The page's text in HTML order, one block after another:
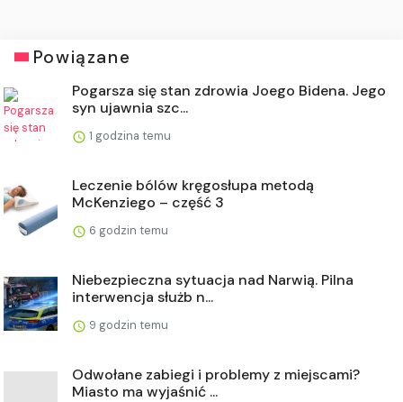
Powiązane
Pogarsza się stan zdrowia Joego Bidena. Jego
syn ujawnia szc...
1 godzina temu
Leczenie bólów kręgosłupa metodą
McKenziego – część 3
6 godzin temu
Niebezpieczna sytuacja nad Narwią. Pilna
interwencja służb n...
9 godzin temu
Odwołane zabiegi i problemy z miejscami?
Miasto ma wyjaśnić ...